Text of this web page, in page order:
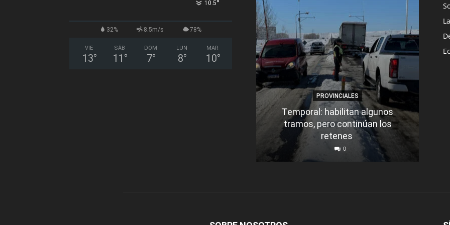
10.5°
32% 8.5m/s 78%
VIE
13°
SÁB
11 °
DOM
7°
LUN
8°
MAR
10°
PROVINCIALES
Temporal: habilitan algunos
tramos, pero continúan los
retenes
0